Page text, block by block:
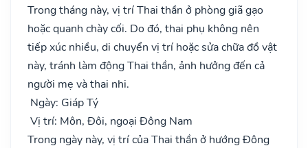
Trong tháng này, vị trí Thai thần ở phòng giã gạo
hoặc quanh chày cối. Do đó, thai phụ không nên
tiếp xúc nhiều, di chuyển vị trí hoặc sửa chữa đồ vật
này, tránh làm động Thai thần, ảnh hưởng đến cả
người mẹ và thai nhi.
Ngày: Giáp Tý
Vị trí: Môn, Đôi, ngoại Đông Nam
Trong ngày này, vị trí của Thai thần ở hướng Đông